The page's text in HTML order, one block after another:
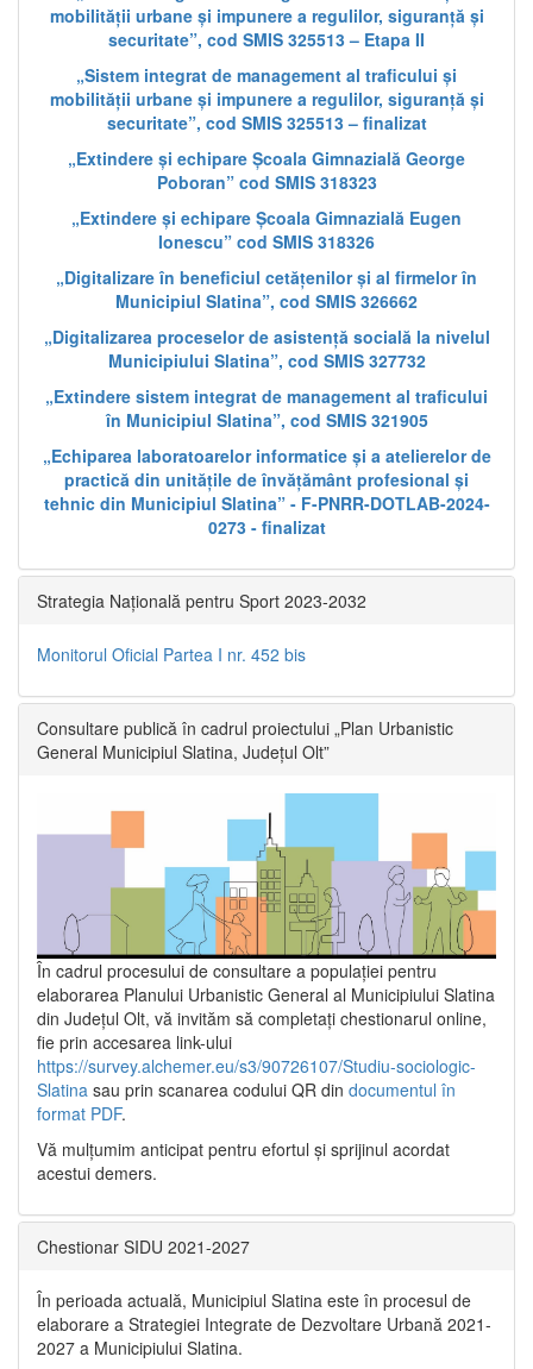
mobilității urbane și impunere a regulilor, siguranță și
securitate”, cod SMIS 325513 – Etapa II
„Sistem integrat de management al traficului și
mobilității urbane și impunere a regulilor, siguranță și
securitate”, cod SMIS 325513 – finalizat
„Extindere și echipare Școala Gimnazială George
Poboran” cod SMIS 318323
„Extindere și echipare Școala Gimnazială Eugen
Ionescu” cod SMIS 318326
„Digitalizare în beneficiul cetățenilor și al firmelor în
Municipiul Slatina”, cod SMIS 326662
„Digitalizarea proceselor de asistență socială la nivelul
Municipiului Slatina”, cod SMIS 327732
„Extindere sistem integrat de management al traficului
în Municipiul Slatina”, cod SMIS 321905
„Echiparea laboratoarelor informatice și a atelierelor de
practică din unitățile de învățământ profesional și
tehnic din Municipiul Slatina” - F-PNRR-DOTLAB-2024-
0273 - finalizat
Strategia Națională pentru Sport 2023-2032
Monitorul Oficial Partea I nr. 452 bis
Consultare publică în cadrul proiectului „Plan Urbanistic
General Municipiul Slatina, Județul Olt”
În cadrul procesului de consultare a populaţiei pentru
elaborarea Planului Urbanistic General al Municipiului Slatina
din Județul Olt, vă invităm să completați chestionarul online,
fie prin accesarea link-ului
https://survey.alchemer.eu/s3/90726107/Studiu-sociologic-
Slatina sau prin scanarea codului QR din documentul în
format PDF.
Vă mulţumim anticipat pentru efortul şi sprijinul acordat
acestui demers.
Chestionar SIDU 2021-2027
În perioada actuală, Municipiul Slatina este în procesul de
elaborare a Strategiei Integrate de Dezvoltare Urbană 2021‐
2027 a Municipiului Slatina.